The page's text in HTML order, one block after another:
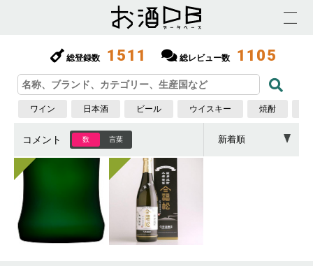
総登録数 1511 総レビュー数 1105
ワイン 日本酒 ビール ウイスキー 焼酎
コメント 数 言葉